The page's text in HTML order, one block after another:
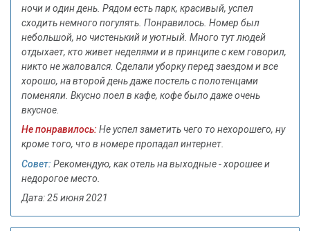
ночи и один день. Рядом есть парк, красивый, успел
сходить немного погулять. Понравилось. Номер был
небольшой, но чистенький и уютный. Много тут людей
отдыхает, кто живет неделями и в принципе с кем говорил,
никто не жаловался. Сделали уборку перед заездом и все
хорошо, на второй день даже постель с полотенцами
поменяли. Вкусно поел в кафе, кофе было даже очень
вкусное.
Не понравилось: Не успел заметить чего то нехорошего, ну
кроме того, что в номере пропадал интернет.
Совет: Рекомендую, как отель на выходные - хорошее и
недорогое место.
Дата: 25 июня 2021